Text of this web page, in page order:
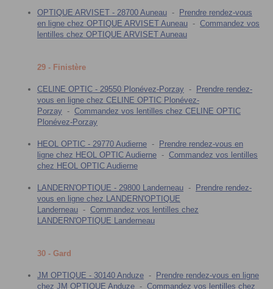
OPTIQUE ARVISET - 28700 Auneau -
Prendre rendez-vous
en ligne chez OPTIQUE ARVISET Auneau - Commandez vos
lentilles chez OPTIQUE ARVISET Auneau
29 - Finistère
CELINE OPTIC - 29550 Plonévez-Porzay -
Prendre rendez-
vous en ligne chez CELINE OPTIC Plonévez-
Porzay - Commandez vos lentilles chez CELINE OPTIC
Plonévez-Porzay
HEOL OPTIC - 29770 Audierne -
Prendre rendez-vous en
ligne chez HEOL OPTIC Audierne - Commandez vos lentilles
chez HEOL OPTIC Audierne
LANDERN'OPTIQUE - 29800 Landerneau -
Prendre rendez-
vous en ligne chez LANDERN'OPTIQUE
Landerneau - Commandez vos lentilles chez
LANDERN'OPTIQUE Landerneau
30 - Gard
JM OPTIQUE - 30140 Anduze -
Prendre rendez-vous en ligne
chez JM OPTIQUE Anduze - Commandez vos lentilles chez